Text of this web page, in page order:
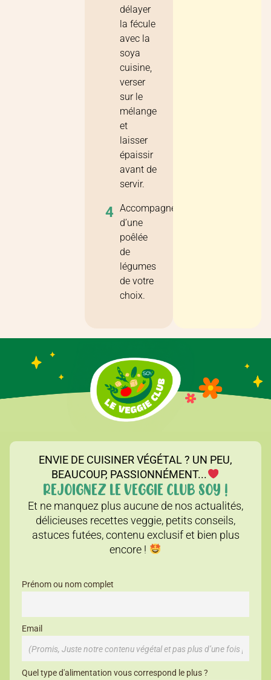
délayer
la fécule
avec la
soya
cuisine,
verser
sur le
mélange
et
laisser
épaissir
avant de
servir.
4 Accompagner
d’une
poêlée
de
légumes
de votre
choix.
ENVIE DE CUISINER VÉGÉTAL ? UN PEU,
BEAUCOUP, PASSIONNÉMENT...
REJOIGNEZ LE VEGGIE CLUB SOY !
Et ne manquez plus aucune de nos actualités,
délicieuses recettes veggie, petits conseils,
astuces futées, contenu exclusif et bien plus
encore !
Prénom ou nom complet
Email
Quel type d'alimentation vous correspond le plus ?